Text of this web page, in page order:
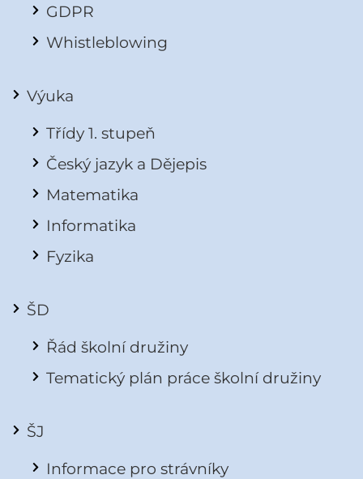
GDPR
Whistleblowing
Výuka
Třídy 1. stupeň
Český jazyk a Dějepis
Matematika
Informatika
Fyzika
ŠD
Řád školní družiny
Tematický plán práce školní družiny
ŠJ
Informace pro strávníky